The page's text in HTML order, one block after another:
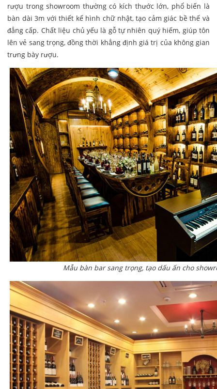
rượu trong showroom thường có kích thước lớn, phổ biến là
bàn dài 3m với thiết kế hình chữ nhật, tạo cảm giác bề thế và
đẳng cấp. Chất liệu chủ yếu là gỗ tự nhiên quý hiếm, giúp tôn
lên vẻ sang trọng, đồng thời khẳng định giá trị của không gian
trưng bày rượu.
Mẫu bàn bar sang trọng, tạo dấu ấn cho